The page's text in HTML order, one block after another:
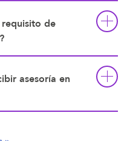
de
asesoría en